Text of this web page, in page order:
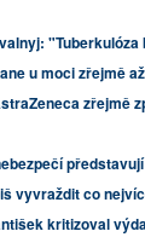
"Tuberkulóza
u moci zřejmě
zřejmě
vyvraždit co
kritizoval